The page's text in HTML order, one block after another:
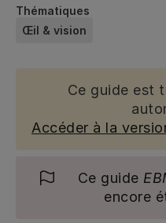
Thématiques
Œil & vision
Ce guide est
Accéder à la
Ce guide
encore